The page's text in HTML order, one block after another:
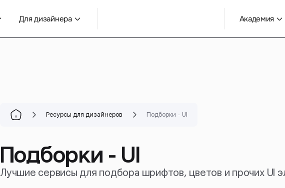
Для дизайнера Академия
Ресурсы для дизайнеров Подборки - UI
Подборки - UI
Лучшие сервисы для подбора шрифтов, цветов и прочих UI